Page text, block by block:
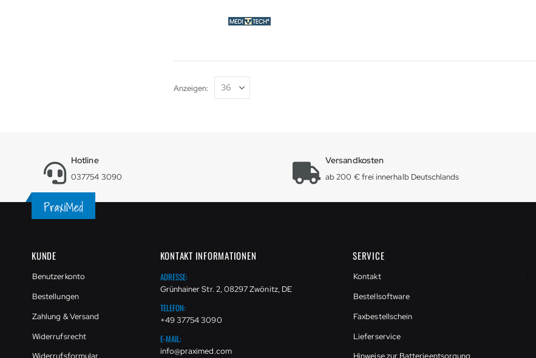
Anzeigen
Hotline
037754 3090
Versandkosten
ab 200 € frei innerhalb Deutschlands
KUNDE
Benutzerkonto
Bestellungen
Zahlung & Versand
Widerrufsrecht
KONTAKT INFORMATIONEN
ADRESSE:
Grünhainer Str. 2, 08297 Zwönitz, DE
TELEFON:
+49 37754 3090
E-MAIL:
info@praximed.com
SERVICE
Kontakt
Bestellsoftware
Faxbestellschein
Lieferservice